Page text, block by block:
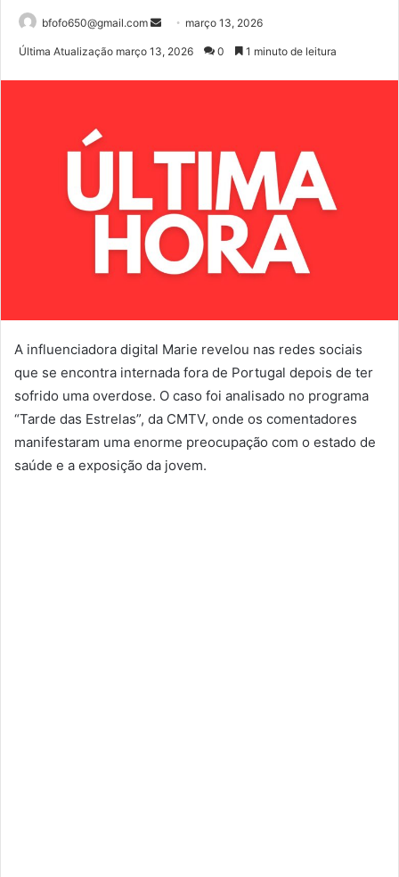
bfofo650@gmail.com
Mandemarço 13, 2026
Última Atualização março 13, 2026 0 1 minuto de leitura
A influenciadora digital Marie revelou nas redes sociais
que se encontra internada fora de Portugal depois de ter
sofrido uma overdose. O caso foi analisado no programa
“Tarde das Estrelas”, da CMTV, onde os comentadores
manifestaram uma enorme preocupação com o estado de
saúde e a exposição da jovem.